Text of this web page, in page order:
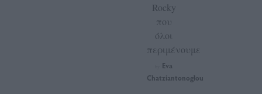
Rocky
που
όλοι
περιμένουμε
Eva
Chatziantonoglou